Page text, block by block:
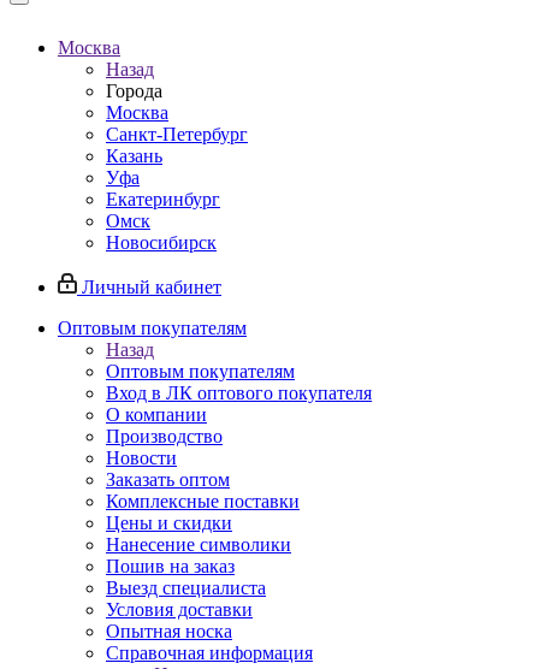
Москва
Назад
Города
Москва
Санкт-Петербург
Казань
Уфа
Екатеринбург
Омск
Новосибирск
Личный кабинет
Оптовым покупателям
Назад
Оптовым покупателям
Вход в ЛК оптового покупателя
О компании
Производство
Новости
Заказать оптом
Комплексные поставки
Цены и скидки
Нанесение символики
Пошив на заказ
Выезд специалиста
Условия доставки
Опытная носка
Справочная информация